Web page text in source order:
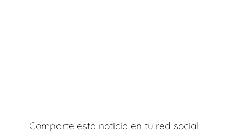
Comparte esta noticia en tu red social